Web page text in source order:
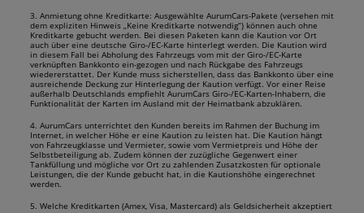
3. Anmietung ohne Kreditkarte: Ausgewählte AurumCars-Pakete (versehen mit
dem expliziten Hinweis „Keine Kreditkarte notwendig“) können auch ohne
Kreditkarte gebucht werden. Bei diesen Paketen kann die Kaution vor Ort
auch über eine deutsche Giro-/EC-Karte hinterlegt werden. Die Kaution wird
in diesem Fall bei Abholung des Fahrzeugs vom mit der Giro-/EC-Karte
verknüpften Bankkonto ein-gezogen und nach Rückgabe des Fahrzeugs
wiedererstattet. Der Kunde muss sicherstellen, dass das Bankkonto über eine
ausreichende Deckung zur Hinterlegung der Kaution verfügt. Vor einer Reise
außerhalb Deutschlands empfiehlt AurumCars Giro-/EC-Karten-Inhabern, die
Funktionalität der Karten im Ausland mit der Heimatbank abzuklären.
4. AurumCars unterrichtet den Kunden bereits im Rahmen der Buchung im
Internet, in welcher Höhe er eine Kaution zu leisten hat. Die Kaution hängt
von Fahrzeugklasse und Vermieter, sowie vom Vermietpreis und Höhe der
Selbstbeteiligung ab. Zudem können der zuzügliche Gegenwert einer
Tankfüllung und mögliche vor Ort zu zahlenden Zusatzkosten für optionale
Leistungen, die der Kunde gebucht hat, in die Kautionshöhe eingerechnet
werden.
5. Welche Kreditkarten (Amex, Visa, Mastercard) als Geldsicherheit akzeptiert